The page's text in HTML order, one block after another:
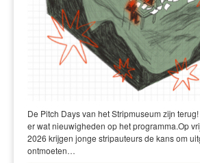
De Pitch Days van het Stripmuseum zijn
er wat nieuwigheden op het programma.Op
2026 krijgen jonge stripauteurs de kans om
ontmoeten…